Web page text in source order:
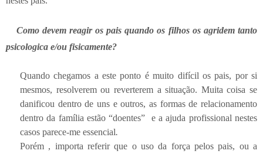
Como devem reagir os pais quando os filhos os agridem tanto
psicologica e/ou fisicamente?
Quando chegamos a este ponto é muito difícil os pais, por si
mesmos, resolverem ou reverterem a situação. Muita coisa se
danificou dentro de uns e outros, as formas de relacionamento
dentro da família estão “doentes” e a ajuda profissional nestes
casos parece-me essencial.
Porém , importa referir que o uso da força pelos pais, ou a